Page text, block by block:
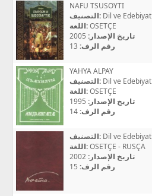
NAFU TSUSOYTI
التصنيف: Dil ve Edebiyat
اللغة:OSETÇE
تاريخ الإصدار:
رقم الرف:
YAHYA ALPAY
التصنيف: Dil ve Edebiyat
اللغة:OSETÇE
تاريخ الإصدار:
رقم الرف:
التصنيف: Dil ve Edebiyat
اللغة:OSETÇE - RUSÇA
تاريخ الإصدار:
رقم الرف: